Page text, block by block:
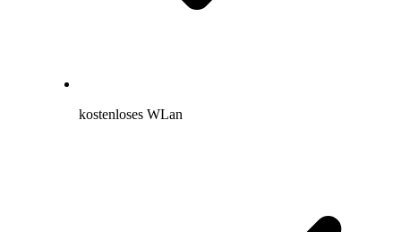
kostenloses WLan